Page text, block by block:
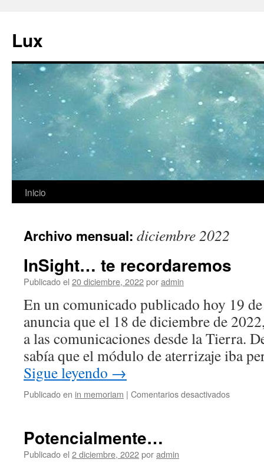
contenido
Lux
Inicio
Archivo mensual: diciembre 2022
InSight… te recordaremos
Publicado el 20 diciembre, 2022poradmin
En un comunicado publicado hoy 19
anuncia que el 18 de diciembre de
a las comunicaciones desde la Tierra.
sabía que el módulo de aterrizaje iba
Sigue leyendo →
Publicado en in memoriam | Comentarios desactivadosen
Potencialmente…
Publicado el 2 diciembre, 2022poradmin